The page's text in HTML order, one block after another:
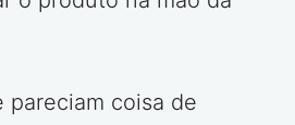
pareciam coisa de